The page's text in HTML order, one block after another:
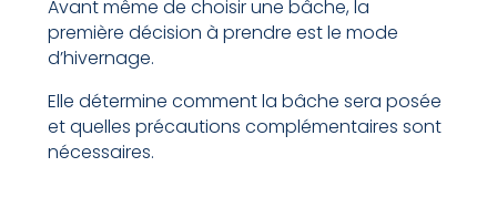
Avant même de choisir une bâche, la
première décision à prendre est le mode
d’hivernage.
Elle détermine comment la bâche sera posée
et quelles précautions complémentaires sont
nécessaires.